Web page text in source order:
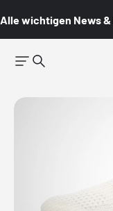
Alle wichtigen News &